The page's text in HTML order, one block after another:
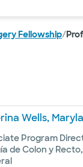
Fellowship/
Wells,
Program
de Colon y